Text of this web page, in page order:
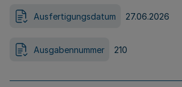
Ausfertigungsdatum 27.06.2026
Ausgabennummer 210